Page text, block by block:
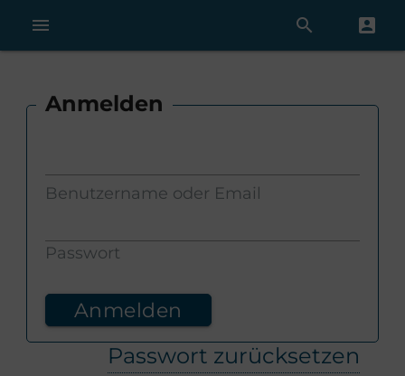
menu search account_box
Anmelden
Benutzername oder Email
Passwort
Passwort zurücksetzen